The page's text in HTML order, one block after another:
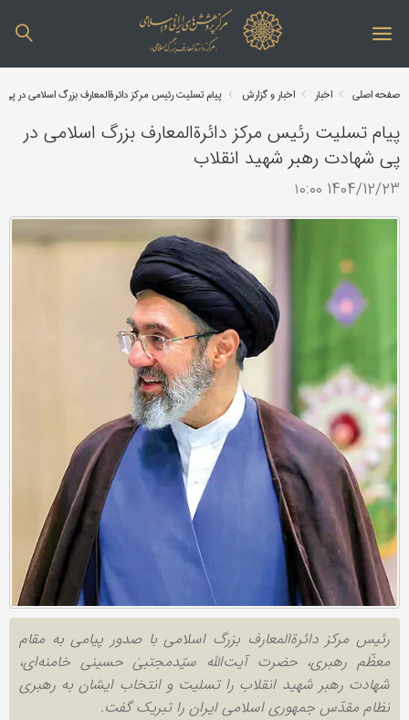
صفحه اصلی اخبار اخبار و گزارش پیام تسلیت رئیس مرکز دائرة‌المعارف بزرگ اسلامی‌ در
پیام تسلیت رئیس مرکز دائرة‌المعارف بزرگ اسلامی‌ در
پی شهادت رهبر شهید انقلاب
1404/12/23 ۱۰:۰۰
رئیس مرکز دائرة‌المعارف بزرگ اسلامی‌ با صدور پیامی به مقام
معظّم رهبری، حضرت آیت‌الله سیّدمجتبیٰ حسینی خامنه‌ای،
شهادت رهبر شهید انقلاب را تسلیت و انتخاب ایشان به رهبری
نظام مقدّس جمهوری اسلامی ایران را تبریک گفت.